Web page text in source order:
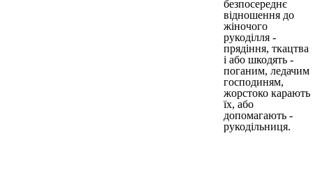
безпосереднє
відношення до
жіночого
рукоділля -
прядіння, ткацтва
і або шкодять -
поганим, ледачим
господиням,
жорстоко карають
їх, або
допомагають -
рукодільниця.